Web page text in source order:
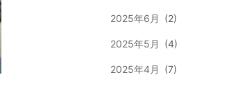
2025年6月 (2)
2025年5月 (4)
2025年4月 (7)